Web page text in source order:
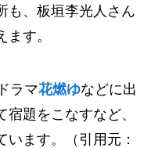
も、板垣李光人さん
す。
ラマ花燃ゆなどに出
題をこなすなど、
ます。（引用元：